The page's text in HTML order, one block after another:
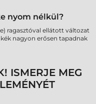
nyom nélkül?
ragasztóval ellátott változat
nagyon erősen tapadnak
ISMERJE MEG